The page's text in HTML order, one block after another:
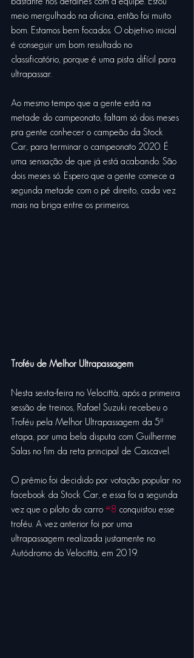
meio mergulhado na oficina, então foi muito
bom. Estamos bem focados. O objetivo inicial
é conseguir um bom resultado no
classificatório, porque é uma pista difícil para
ultrapassar.
Ao mesmo tempo que a gente está na
metade do campeonato, faltam só dois meses
pra gente conhecer o campeão da Stock
Car, para terminar o campeonato 2020. É
uma sensação de que já está acabando. São
dois meses só. Espero que a gente comece a
segunda metade com o pé direito, cada vez
mais na briga entre os primeiros.
Troféu de Melhor Ultrapassagem
Nesta sexta-feira no Velocittà, após a primeira
sessão de treinos, Rafael Suzuki recebeu o
Troféu pela Melhor Ultrapassagem da 5ª
etapa, por uma bela disputa com Guilherme
Salas no fim da reta principal de Cascavel.
O prêmio foi decidido por votação popular no
facebook da Stock Car, e essa foi a segunda
vez que o piloto do carro #8 conquistou esse
troféu. A vez anterior foi por uma
ultrapassagem realizada justamente no
Autódromo do Velocittà, em 2019.